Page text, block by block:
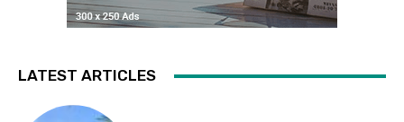
LATEST ARTICLES